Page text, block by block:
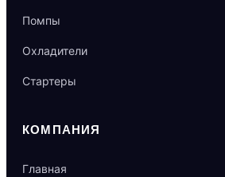
Помпы
Охладители
Стартеры
КОМПАНИЯ
Главная